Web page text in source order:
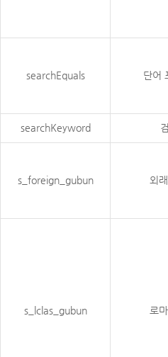
searchEquals 단어
searchKeyword
s_foreign_gubun 외
s_lclas_gubun 로